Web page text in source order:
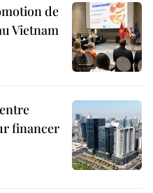
de
Vietnam
financer